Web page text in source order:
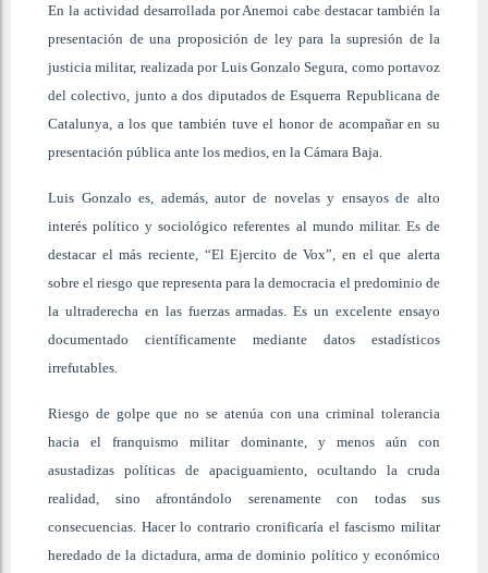
En la actividad desarrollada por Anemoi cabe destacar también la
presentación de una proposición de ley para la supresión de la
justicia militar, realizada por Luis Gonzalo Segura, como portavoz
del colectivo, junto a dos diputados de Esquerra Republicana de
Catalunya, a los que también tuve el honor de acompañar en su
presentación pública ante los medios, en la Cámara Baja.
Luis Gonzalo es, además, autor de novelas y ensayos de alto
interés político y sociológico referentes al mundo militar. Es de
destacar el más reciente, “El Ejercito de Vox”, en el que alerta
sobre el riesgo que representa para la democracia el predominio de
la ultraderecha en las fuerzas armadas. Es un excelente ensayo
documentado científicamente mediante datos estadísticos
irrefutables.
Riesgo de golpe que no se atenúa con una criminal tolerancia
hacia el franquismo militar dominante, y menos aún con
asustadizas políticas de apaciguamiento, ocultando la cruda
realidad, sino afrontándolo serenamente con todas sus
consecuencias. Hacer lo contrario cronificaría el fascismo militar
heredado de la dictadura, arma de dominio político y económico